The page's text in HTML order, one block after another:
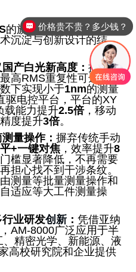
的旗舰产品，AM-8000
沉淀与创新设计的结
产白光新高度：搭载大
高RMS重复性可达
下实现小于1nm的测量
驱电控平台，平台的XY
载能力提升2.5倍，移动
精度提升3倍。
量操作：摒弃传统手动
+一键对焦 ，效率提升8
槛显著降低，不再需要
担心找不到干涉条纹。
测量等批量测量操作和
适应等大工件测量操
业研发创新 ：凭借亚纳
AM-8000广泛应用于半
精密光学、新能源、液
高校研究院和企业提供
价格贵不贵？多少钱？
优可测公司在哪？